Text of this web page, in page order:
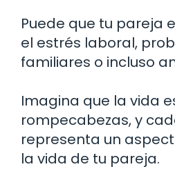
Puede que tu pareja
el estrés laboral,
familiares o incluso
Imagina que la vida
rompecabezas, y
representa un
la vida de tu pareja.